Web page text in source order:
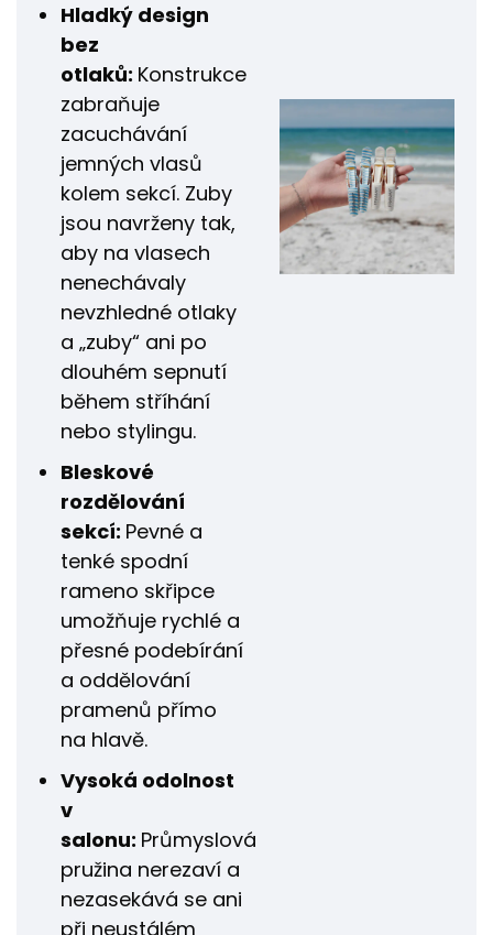
Hladký design
bez
otlaků: Konstrukce
zabraňuje
zacuchávání
jemných vlasů
kolem sekcí. Zuby
jsou navrženy tak,
aby na vlasech
nenechávaly
nevzhledné otlaky
a „zuby“ ani po
dlouhém sepnutí
během stříhání
nebo stylingu.
Bleskové
rozdělování
sekcí: Pevné a
tenké spodní
rameno skřipce
umožňuje rychlé a
přesné podebírání
a oddělování
pramenů přímo
na hlavě.
Vysoká odolnost
v
salonu: Průmyslová
pružina nerezaví a
nezasekává se ani
při neustálém